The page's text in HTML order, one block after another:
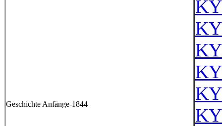
Geschichte Anfänge-1844